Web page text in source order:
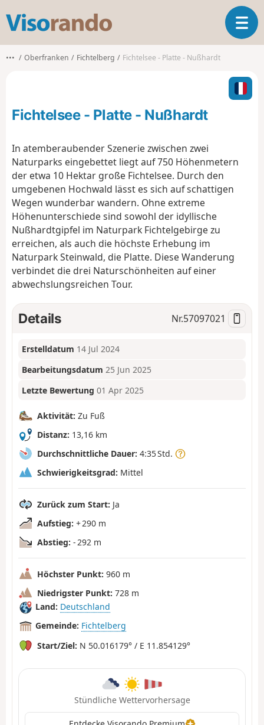
s
o
o
T
o
l
n
••• Oberfranken Fichtelberg Fichtelsee - Platte - Nußhardt
Fichtelsee - Platte - Nußhardt
In atemberaubender Szenerie zwischen zwei
Naturparks eingebettet liegt auf 750 Höhenmetern
der etwa 10 Hektar große Fichtelsee. Durch den
umgebenen Hochwald lässt es sich auf schattigen
Wegen wunderbar wandern. Ohne extreme
Höhenunterschiede sind sowohl der idyllische
Nußhardtgipfel im Naturpark Fichtelgebirge zu
erreichen, als auch die höchste Erhebung im
Naturpark Steinwald, die Platte. Diese Wanderung
verbindet die drei Naturschönheiten auf einer
abwechslungsreichen Tour.
Details Nr.57097021
Erstelldatum 14 Jul 2024
Bearbeitungsdatum 25 Jun 2025
Letzte Bewertung 01 Apr 2025
Aktivität: Zu Fuß
Distanz: 13,16 km
Durchschnittliche Dauer: 4:35 Std.
Schwierigkeitsgrad: Mittel
Zurück zum Start: Ja
Aufstieg: + 290 m
Abstieg: - 292 m
Höchster Punkt: 960 m
Niedrigster Punkt: 728 m
Land: Deutschland
Gemeinde: Fichtelberg
Start/Ziel: N 50.016179° / E 11.854129°
Stündliche Wettervorhersage